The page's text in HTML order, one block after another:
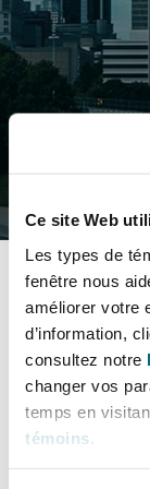
Ce site Web
Les types de
fenêtre nous
améliorer votre
d’information,
consultez notre
changer vos
temps en
témoins
et
Kong
Delhi
Paulo
City
Vegas
Angeles
G1
Profil &
Champs de
Bulletins
Clyde & Co -